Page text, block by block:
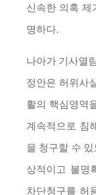
신속한 의혹
명하다.
나아가 기사열
정안은 허위사
활의 핵심영역
계속적으로 침
을 청구할 수
상적이고 불명
차단청구를 허